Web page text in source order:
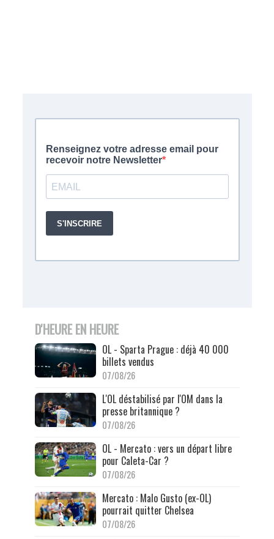
D'HEURE EN HEURE
OL - Sparta Prague : déjà 40 000
billets vendus
07/08/26
L'OL déstabilisé par l'OM dans la
presse britannique ?
07/08/26
OL - Mercato : vers un départ libre
pour Caleta-Car ?
07/08/26
Mercato : Malo Gusto (ex-OL)
pourrait quitter Chelsea
07/08/26